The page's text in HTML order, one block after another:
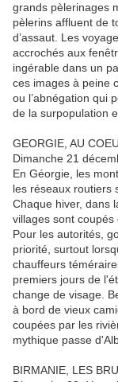
grands pèlerinages
pèlerins affluent de
d’assaut. Les
accrochés aux
ingérable dans un
ces images à peine
ou l’abnégation qui
de la surpopulation
GEORGIE, AU
Dimanche 21
En Géorgie, les
les réseaux routiers
Chaque hiver, dans
villages sont coupés
Pour les autorités,
priorité, surtout
chauffeurs
premiers jours de
change de visage.
à bord de vieux
coupées par les
mythique passe
BIRMANIE, LES